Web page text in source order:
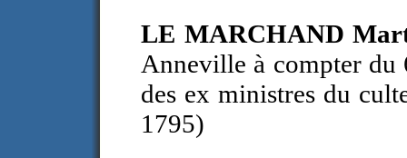
LE MARCHAND
Anneville à compter
des ex ministres du
1795)